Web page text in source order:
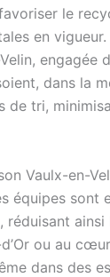
le
en
engagée
dans la
tri,
Vaulx-en-
équipes
ainsi
ou au
dans des